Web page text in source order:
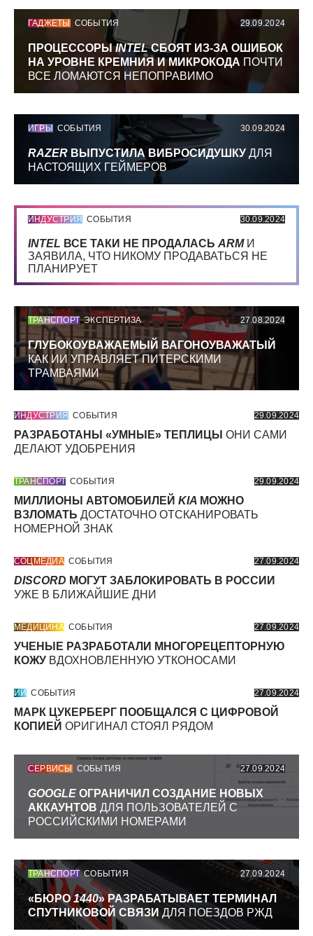
ГАДЖЕТЫ СОБЫТИЯ 29.09.2024
ПРОЦЕССОРЫINTELСБОЯТ ИЗ-ЗА ОШИБОК
НА УРОВНЕ КРЕМНИЯ И МИКРОКОДА ПОЧТИ
ВСЕ ЛОМАЮТСЯ НЕПОПРАВИМО
ИГРЫ СОБЫТИЯ 30.09.2024
RAZER ВЫПУСТИЛА ВИБРОСИДУШКУ ДЛЯ
НАСТОЯЩИХ ГЕЙМЕРОВ
ИНДУСТРИЯ СОБЫТИЯ 30.09.2024
INTEL ВСЕ ТАКИ НЕ ПРОДАЛАСЬ ARMИ
ЗАЯВИЛА, ЧТО НИКОМУ ПРОДАВАТЬСЯ НЕ
ПЛАНИРУЕТ
ТРАНСПОРТ ЭКСПЕРТИЗА 27.08.2024
ГЛУБОКОУВАЖАЕМЫЙ ВАГОНОУВАЖАТЫЙ
КАК ИИ УПРАВЛЯЕТ ПИТЕРСКИМИ
ТРАМВАЯМИ
ИНДУСТРИЯ СОБЫТИЯ 29.09.2024
РАЗРАБОТАНЫ «УМНЫЕ» ТЕПЛИЦЫ ОНИ САМИ
ДЕЛАЮТ УДОБРЕНИЯ
ТРАНСПОРТ СОБЫТИЯ 29.09.2024
МИЛЛИОНЫ АВТОМОБИЛЕЙ KIA МОЖНО
ВЗЛОМАТЬ ДОСТАТОЧНО ОТСКАНИРОВАТЬ
НОМЕРНОЙ ЗНАК
СОЦМЕДИА СОБЫТИЯ 27.09.2024
DISCORD МОГУТ ЗАБЛОКИРОВАТЬ В РОССИИ
УЖЕ В БЛИЖАЙШИЕ ДНИ
МЕДИЦИНА СОБЫТИЯ 27.09.2024
УЧЕНЫЕ РАЗРАБОТАЛИ МНОГОРЕЦЕПТОРНУЮ
КОЖУ ВДОХНОВЛЕННУЮ УТКОНОСАМИ
ИИ СОБЫТИЯ 27.09.2024
МАРК ЦУКЕРБЕРГ ПООБЩАЛСЯ С ЦИФРОВОЙ
КОПИЕЙ ОРИГИНАЛ СТОЯЛ РЯДОМ
СЕРВИСЫ СОБЫТИЯ 27.09.2024
GOOGLE ОГРАНИЧИЛ СОЗДАНИЕ НОВЫХ
АККАУНТОВ ДЛЯ ПОЛЬЗОВАТЕЛЕЙ С
РОССИЙСКИМИ НОМЕРАМИ
ТРАНСПОРТ СОБЫТИЯ 27.09.2024
«БЮРО1440» РАЗРАБАТЫВАЕТ ТЕРМИНАЛ
СПУТНИКОВОЙ СВЯЗИ ДЛЯ ПОЕЗДОВ РЖД